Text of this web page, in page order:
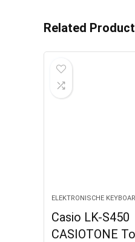
Related
ELEKTRONISCHE
Casio LK-S450
CASIOTONE